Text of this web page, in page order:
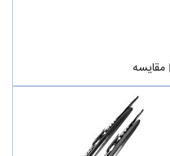
مقایسه